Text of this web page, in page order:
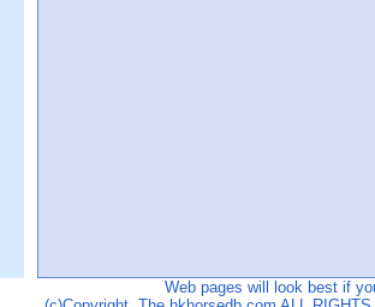
Web pages will look best if